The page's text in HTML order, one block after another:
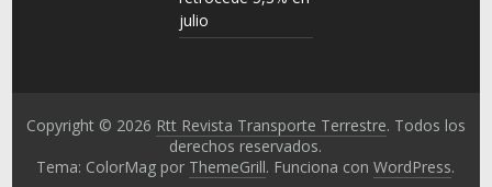
julio
Copyright © 2026 Rtt Revista Transporte Terrestre. Todos los
derechos reservados.
Tema: ColorMag por ThemeGrill. Funciona conWordPress.